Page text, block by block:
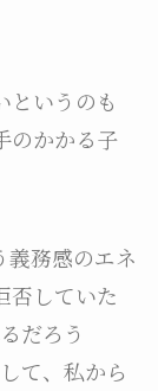
というのも
のかかる子
義務感のエネ
否していた
だろう
て、私から